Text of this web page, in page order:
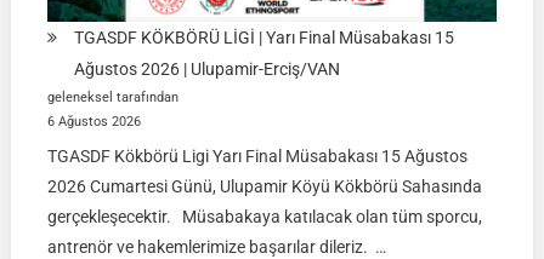
TGASDF KÖKBÖRÜ LİGİ | Yarı Final Müsabakası 15
Ağustos 2026 | Ulupamir-Erciş/VAN
geleneksel tarafından
6 Ağustos 2026
TGASDF Kökbörü Ligi Yarı Final Müsabakası 15 Ağustos
2026 Cumartesi Günü, Ulupamir Köyü Kökbörü Sahasında
gerçekleşecektir. Müsabakaya katılacak olan tüm sporcu,
antrenör ve hakemlerimize başarılar dileriz. …